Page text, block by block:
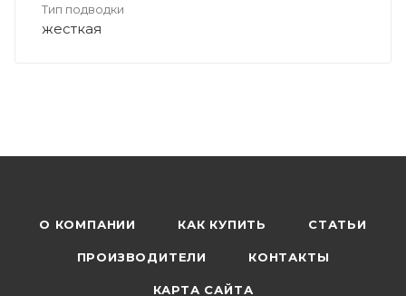
Тип подводки
жесткая
О КОМПАНИИ КАК КУПИТЬ СТАТЬИ
ПРОИЗВОДИТЕЛИ КОНТАКТЫ
КАРТА САЙТА